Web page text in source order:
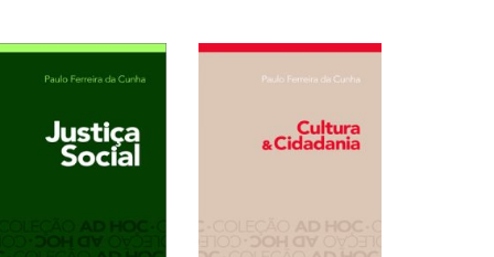
ADICIONAR ADICIONAR